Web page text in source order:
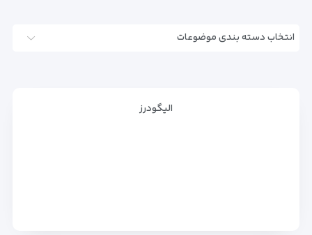
انتخاب دسته بندی موضوعات
الیگودرز